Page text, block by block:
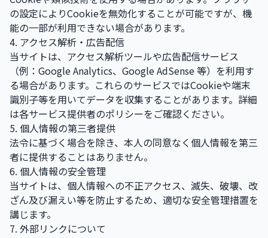
の設定によりCookieを無効化することが可能ですが、機
能の一部が利用できない場合があります。
4. アクセス解析・広告配信
当サイトは、アクセス解析ツールや広告配信サービス
（例：Google Analytics、Google AdSense 等）を利用す
る場合があります。これらのサービスではCookieや端末
識別子等を用いてデータを収集することがあります。詳細
は各サービス提供者のポリシーをご確認ください。
5. 個人情報の第三者提供
法令に基づく場合を除き、本人の同意なく個人情報を第三
者に提供することはありません。
6. 個人情報の安全管理
当サイトは、個人情報への不正アクセス、滅失、破壊、改
ざん及び漏えい等を防止するため、適切な安全管理措置を
講じます。
7. 外部リンクについて